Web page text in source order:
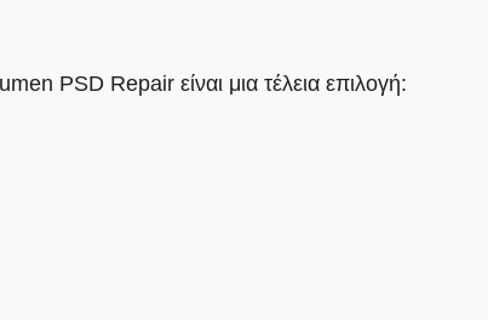
PSD Repair είναι μια τέλεια επιλογή: